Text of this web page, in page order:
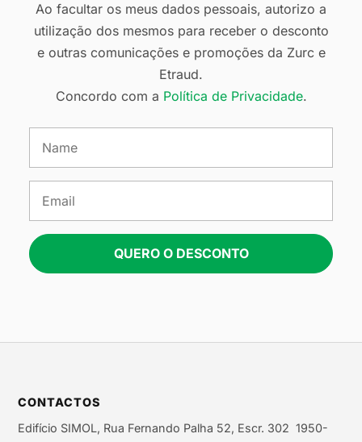
Ao facultar os meus dados pessoais, autorizo a
utilização dos mesmos para receber o desconto
e outras comunicações e promoções da Zurc e
Etraud.
Concordo com a Política de Privacidade.
QUERO O DESCONTO
CONTACTOS
Edifício SIMOL, Rua Fernando Palha 52, Escr. 302 1950-